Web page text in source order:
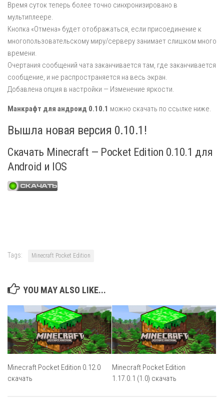
Время суток теперь более точно синхронизировано в
мультиплеере.
Кнопка «Отмена» будет отображаться, если присоединение к
многопользовательскому миру/серверу занимает слишком много
времени.
Очертания сообщений чата заканчивается там, где заканчивается
сообщение, и не распространяется на весь экран.
Добавлена опция в настройки — Изменение яркости.
Манкрафт для андроид 0.10.1 можно скачать по ссылке ниже.
Вышла новая версия 0.10.1!
Скачать Minecraft — Pocket Edition 0.10.1 для
Android и IOS
Tags: Minecraft Pocket Edition
YOU MAY ALSO LIKE...
Minecraft Pocket Edition 0.12.0
скачать
Minecraft Pocket Edition
1.17.0.1 (1.0) скачать